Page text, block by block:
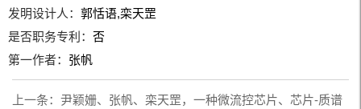
发明设计人：郭恬语,栾天罡
是否职务专利：否
第一作者： 张帆
上一条： 尹颖姗、张帆、栾天罡，一种微流控芯片、芯片-质谱